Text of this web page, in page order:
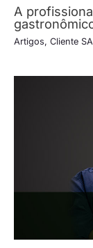
A
Artigos, Cliente SA